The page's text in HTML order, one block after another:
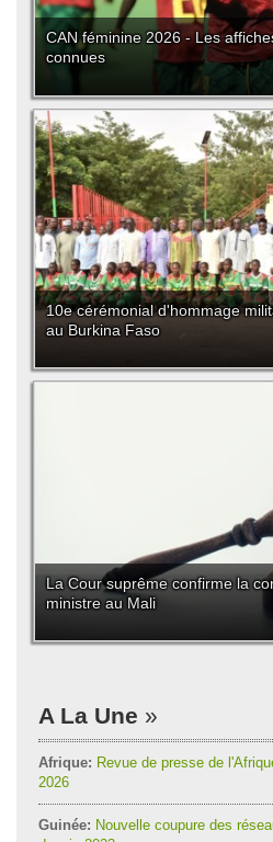
CAN féminine 2026 - Les
connues
10e cérémonial d'hommage
au Burkina Faso
La Cour suprême confirme la
ministre au Mali
A La Une
Afrique: Revue de presse de
2026
Guinée: Nouvelle coupure des